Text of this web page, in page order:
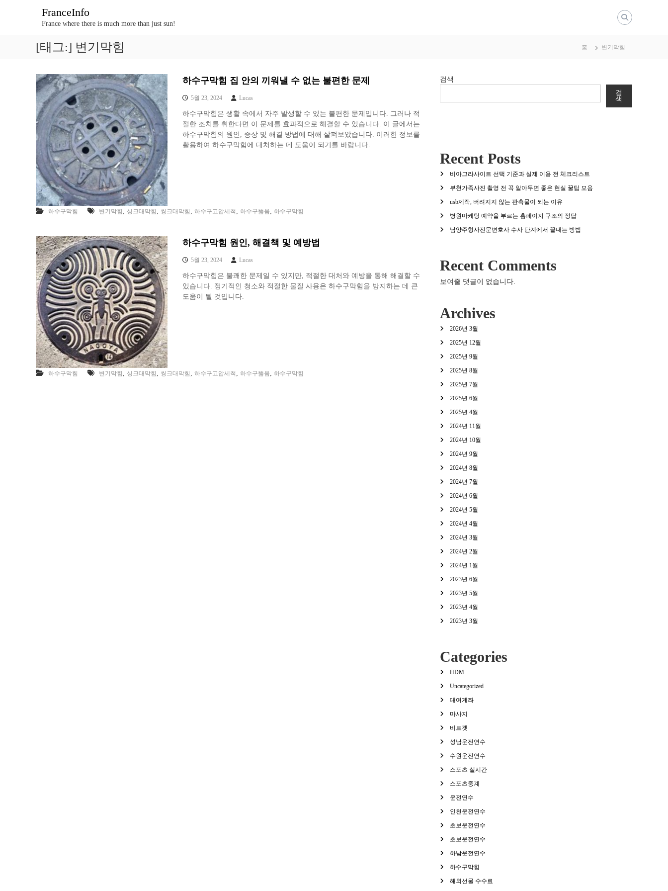
FranceInfo
France where there is much more than just sun!
[태그:] 변기막힘 홈 변기막힘
하수구막힘 집 안의 끼워낼 수 없는 불편한 문제
5월 23, 2024 Lucas
하수구막힘은 생활 속에서 자주 발생할 수 있는 불편한 문제입니다. 그러나 적
절한 조치를 취한다면 이 문제를 효과적으로 해결할 수 있습니다. 이 글에서는
하수구막힘의 원인, 증상 및 해결 방법에 대해 살펴보았습니다. 이러한 정보를
활용하여 하수구막힘에 대처하는 데 도움이 되기를 바랍니다.
하수구막힘 변기막힘 싱크대막힘 씽크대막힘 하수구고압세척 하수구뚫음 하수구막힘
하수구막힘 원인, 해결책 및 예방법
5월 23, 2024 Lucas
하수구막힘은 불쾌한 문제일 수 있지만, 적절한 대처와 예방을 통해 해결할 수
있습니다. 정기적인 청소와 적절한 물질 사용은 하수구막힘을 방지하는 데 큰
도움이 될 것입니다.
하수구막힘 변기막힘 싱크대막힘 씽크대막힘 하수구고압세척 하수구뚫음 하수구막힘
검색
검
색
Recent Posts
비아그라사이트 선택 기준과 실제 이용 전 체크리스트
부천가족사진 촬영 전 꼭 알아두면 좋은 현실 꿀팁 모음
usb제작, 버려지지 않는 판촉물이 되는 이유
병원마케팅 예약을 부르는 홈페이지 구조의 정답
남양주형사전문변호사 수사 단계에서 끝내는 방법
Recent Comments
보여줄 댓글이 없습니다.
Archives
2026년 3월
2025년 12월
2025년 9월
2025년 8월
2025년 7월
2025년 6월
2025년 4월
2024년 11월
2024년 10월
2024년 9월
2024년 8월
2024년 7월
2024년 6월
2024년 5월
2024년 4월
2024년 3월
2024년 2월
2024년 1월
2023년 6월
2023년 5월
2023년 4월
2023년 3월
Categories
HDM
Uncategorized
대여계좌
마사지
비트겟
성남운전연수
수원운전연수
스포츠 실시간
스포츠중계
운전연수
인천운전연수
초보운전연수
초보운전연수
하남운전연수
하수구막힘
해외선물 수수료